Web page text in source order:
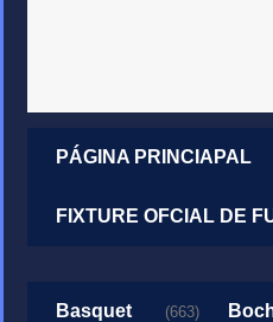
PÁGINA PRINCIAPAL
FIXTURE OFCIAL DE
Basquet (663)